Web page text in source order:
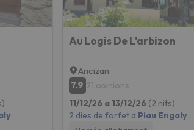
Au Logis De L'arbizon
Ancizan
7.9 21 opinions
11/12/26 a 13/12/26 (2 nits)
2 dies de forfet a Piau Engaly